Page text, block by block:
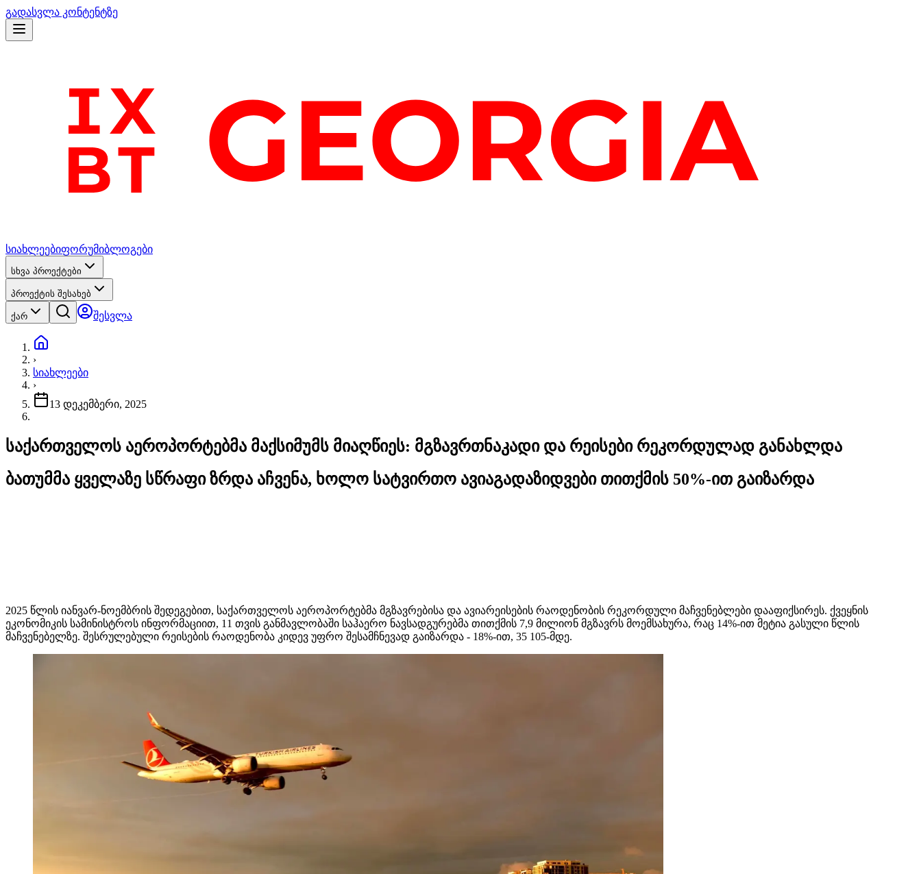
გადასვლა კონტენტზე
სიახლეებიფორუმიბლოგები
სხვა პროექტები
პროექტის შესახებ
ქარ შესვლა
›
სიახლეები
›
13 დეკემბერი, 2025
საქართველოს აეროპორტებმა მაქსიმუმს მიაღწიეს: მგზავრთნაკადი და რეისები რეკორდულად განახლდა
ბათუმმა ყველაზე სწრაფი ზრდა აჩვენა, ხოლო სატვირთო ავიაგადაზიდვები თითქმის 50%-ით გაიზარდა
2025 წლის იანვარ-ნოემბრის შედეგებით, საქართველოს აეროპორტებმა მგზავრებისა და ავიარეისების რაოდენობის რეკორდული მაჩვენებლები დააფიქსირეს. ქვეყნის
ეკონომიკის სამინისტროს ინფორმაციით, 11 თვის განმავლობაში საჰაერო ნავსადგურებმა თითქმის 7,9 მილიონ მგზავრს მოემსახურა, რაც 14%-ით მეტია გასული წლის
მაჩვენებელზე. შესრულებული რეისების რაოდენობა კიდევ უფრო შესამჩნევად გაიზარდა - 18%-ით, 35 105-მდე.